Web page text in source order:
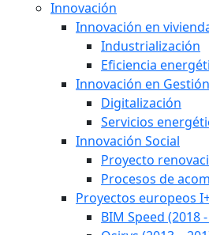
Innovación
Innovación en
Industrialización
Eficiencia
Innovación en Gestión
Digitalización
Servicios
Innovación Social
Proyecto
Procesos de
Proyectos europeos
BIM Speed (2018